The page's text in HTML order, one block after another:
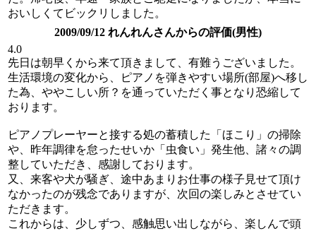
おいしくてビックリしました。
2009/09/12 れんれんさんからの評価(男性)
4.0
先日は朝早くから来て頂きまして、有難うございました。
生活環境の変化から、ピアノを弾きやすい場所(部屋)へ移し
た為、ややこしい所？を通っていただく事となり恐縮して
おります。
ピアノプレーヤーと接する処の蓄積した「ほこり」の掃除
や、昨年調律を怠ったせいか「虫食い」発生他、諸々の調
整していただき、感謝しております。
又、来客や犬が騒ぎ、途中あまりお仕事の様子見せて頂け
なかったのが残念でありますが、次回の楽しみとさせてい
ただきます。
これからは、少しずつ、感触思い出しながら、楽しんで頭